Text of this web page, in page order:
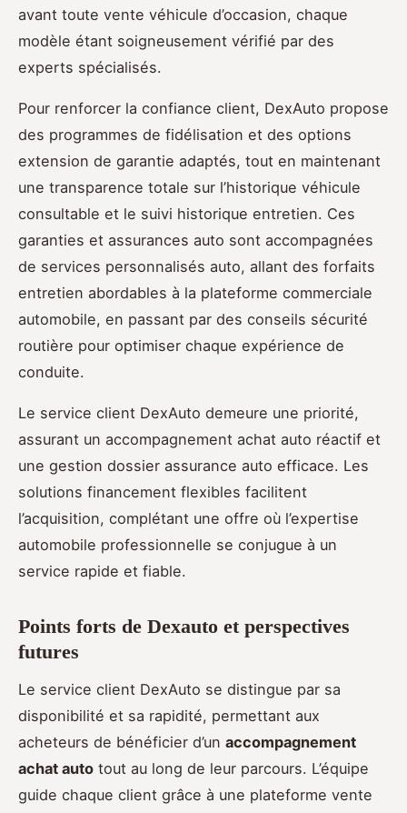
avant toute vente véhicule d’occasion, chaque
modèle étant soigneusement vérifié par des
experts spécialisés.
Pour renforcer la confiance client, DexAuto propose
des programmes de fidélisation et des options
extension de garantie adaptés, tout en maintenant
une transparence totale sur l’historique véhicule
consultable et le suivi historique entretien. Ces
garanties et assurances auto sont accompagnées
de services personnalisés auto, allant des forfaits
entretien abordables à la plateforme commerciale
automobile, en passant par des conseils sécurité
routière pour optimiser chaque expérience de
conduite.
Le service client DexAuto demeure une priorité,
assurant un accompagnement achat auto réactif et
une gestion dossier assurance auto efficace. Les
solutions financement flexibles facilitent
l’acquisition, complétant une offre où l’expertise
automobile professionnelle se conjugue à un
service rapide et fiable.
Points forts de Dexauto et perspectives
futures
Le service client DexAuto se distingue par sa
disponibilité et sa rapidité, permettant aux
acheteurs de bénéficier d’un accompagnement
achat auto tout au long de leur parcours. L’équipe
guide chaque client grâce à une plateforme vente